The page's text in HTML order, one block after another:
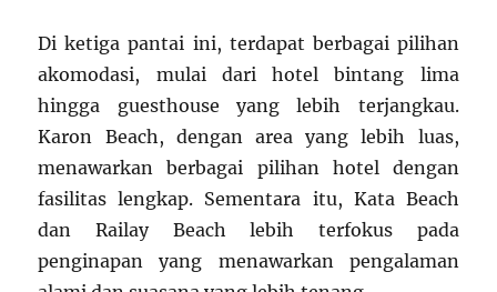
Di ketiga pantai ini, terdapat berbagai pilihan
akomodasi, mulai dari hotel bintang lima
hingga guesthouse yang lebih terjangkau.
Karon Beach, dengan area yang lebih luas,
menawarkan berbagai pilihan hotel dengan
fasilitas lengkap. Sementara itu, Kata Beach
dan Railay Beach lebih terfokus pada
penginapan yang menawarkan pengalaman